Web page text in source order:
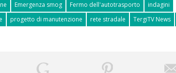
Emergenza smog Fermo dell'autotrasporto
indagini
progetto di manutenzione rete stradale TergiTV News